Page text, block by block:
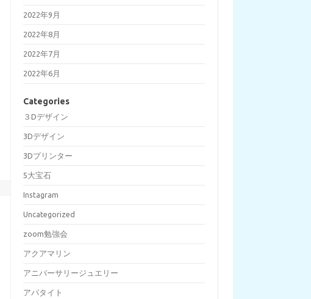
2022年9月
2022年8月
2022年7月
2022年6月
Categories
３Dデザイン
3Dデザイン
3Dプリンター
5大宝石
Instagram
Uncategorized
zoom勉強会
アクアマリン
アニバーサリージュエリー
アパタイト